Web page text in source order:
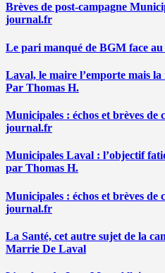
Brèves de post-campagne
journal.fr
Le pari manqué de BGM face
Laval, le maire l’emporte mais
Par Thomas H.
Municipales : échos et brèves de
journal.fr
Municipales Laval : l’objectif
par Thomas H.
Municipales : échos et brèves de
journal.fr
La Santé, cet autre sujet de la
Marrie De Laval